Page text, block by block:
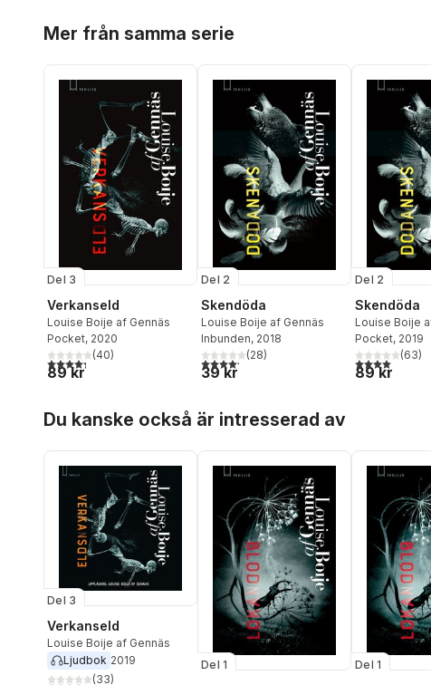
Mer från samma serie
Del 3
Verkanseld
Louise Boije af Gennäs
Pocket, 2020
4,3utav 5 stjärnor. Totalt antal röster:
(40)
89 kr
Del 2
Skendöda
Louise Boije af Gennäs
Inbunden, 2018
4,2utav 5 stjärnor. Totalt antal röster:
(28)
39 kr
Del 2
Skendöda
Louise Boije
Pocket, 2019
4,0utav 5(63)
89 kr
Du kanske också är intresserad av
Del 3
Verkanseld
Louise Boije af Gennäs
Ljudbok 2019
(33)
Del 1 Del 1